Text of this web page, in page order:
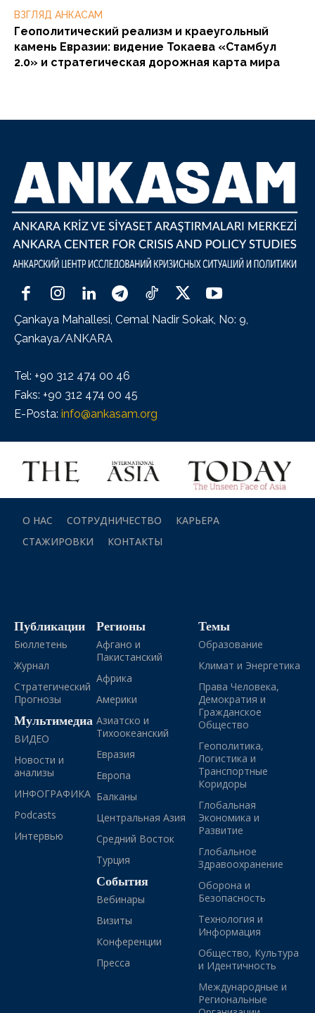
ВЗГЛЯД АНКАСАМ
Геополитический реализм и краеугольный
камень Евразии: видение Токаева «Стамбул
2.0» и стратегическая дорожная карта мира
Çankaya Mahallesi, Cemal Nadir Sokak, No: 9,
Çankaya/ANKARA
Tel: +90 312 474 00 46
Faks: +90 312 474 00 45
E-Posta: info@ankasam.org
О НАС СОТРУДНИЧЕСТВО
КАРЬЕРА
СТАЖИРОВКИ
КОНТАКТЫ
Публикации
Бюллетень
Журнал
Стратегический
Прогнозы
Мультимедиа
ВИДЕО
Новости и
анализы
ИНФОГРАФИКА
Podcasts
Интервью
Регионы
Афгано и
Пакистанский
Африка
Америки
Азиатско и
Тихоокеанский
Евразия
Европа
Балканы
Центральная Азия
Средний Восток
Турция
События
Вебинары
Визиты
Конференции
Пресса
Темы
Образование
Климат и Энергетика
Права Человека,
Демократия и
Гражданское
Общество
Геополитика,
Логистика и
Транспортные
Коридоры
Глобальная
Экономика и
Развитие
Глобальное
Здравоохранение
Оборона и
Безопасность
Технология и
Информация
Общество, Культура
и Идентичность
Международные и
Региональные